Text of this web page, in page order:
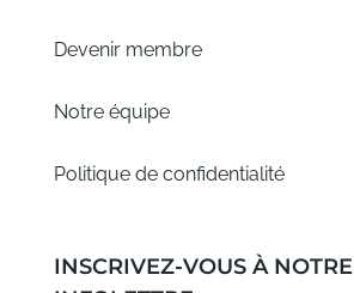
Devenir membre
Notre équipe
Politique de confidentialité
INSCRIVEZ-VOUS À NOTRE